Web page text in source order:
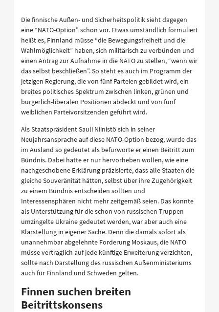
Die finnische Außen- und Sicherheitspolitik sieht dagegen
eine “NATO-Option” schon vor. Etwas umständlich formuliert
heißt es, Finnland müsse “die Bewegungsfreiheit und die
Wahlmöglichkeit” haben, sich militärisch zu verbünden und
einen Antrag zur Aufnahme in die NATO zu stellen, “wenn wir
das selbst beschließen”. So steht es auch im Programm der
jetzigen Regierung, die von fünf Parteien gebildet wird, ein
breites politisches Spektrum zwischen linken, grünen und
bürgerlich-liberalen Positionen abdeckt und von fünf
weiblichen Parteivorsitzenden geführt wird.
Als Staatspräsident Sauli Niinistö sich in seiner
Neujahrsansprache auf diese NATO-Option bezog, wurde das
im Ausland so gedeutet als befürworte er einen Beitritt zum
Bündnis. Dabei hatte er nur hervorheben wollen, wie eine
nachgeschobene Erklärung präzisierte, dass alle Staaten die
gleiche Souveränität hätten, selbst über ihre Zugehörigkeit
zu einem Bündnis entscheiden sollten und
Interessensphären nicht mehr zeitgemäß seien. Das konnte
als Unterstützung für die schon von russischen Truppen
umzingelte Ukraine gedeutet werden, war aber auch eine
Klarstellung in eigener Sache. Denn die damals sofort als
unannehmbar abgelehnte Forderung Moskaus, die NATO
müsse vertraglich auf jede künftige Erweiterung verzichten,
sollte nach Darstellung des russischen Außenministeriums
auch für Finnland und Schweden gelten.
Finnen suchen breiten
Beitrittskonsens